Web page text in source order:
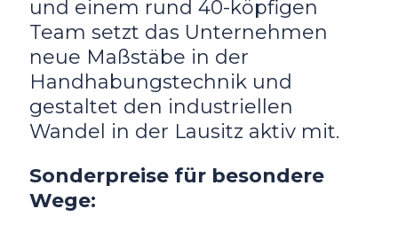
und einem rund 40-köpfigen
Team setzt das Unternehmen
neue Maßstäbe in der
Handhabungstechnik und
gestaltet den industriellen
Wandel in der Lausitz aktiv mit.
Sonderpreise für besondere
Wege: